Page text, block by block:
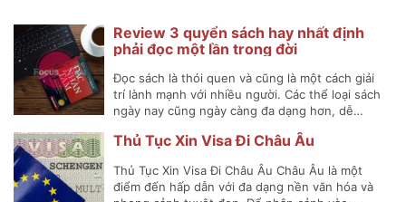
Review 3 quyển sách hay nhất định
phải đọc một lần trong đời
Đọc sách là thói quen và cũng là một cách giải
trí lành mạnh với nhiều người. Các thể loại sách
ngày nay cũng ngày càng đa dạng hơn, dễ…
Thủ Tục Xin Visa Đi Châu Âu
Thủ Tục Xin Visa Đi Châu Âu Châu Âu là một
điểm đến hấp dẫn với đa dạng nền văn hóa và